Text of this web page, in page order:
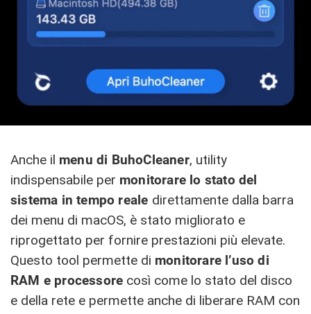
Anche il menu di BuhoCleaner, utility
indispensabile per monitorare lo stato del
sistema in tempo reale direttamente dalla barra
dei menu di macOS, è stato migliorato e
riprogettato per fornire prestazioni più elevate.
Questo tool permette di monitorare l’uso di
RAM e processore così come lo stato del disco
e della rete e permette anche di liberare RAM con